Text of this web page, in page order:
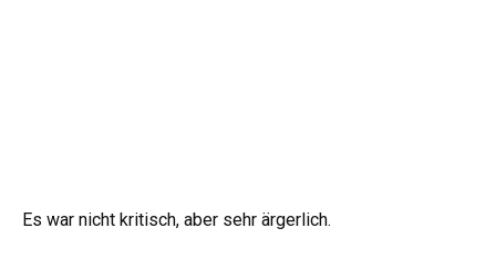
Es war nicht kritisch, aber sehr ärgerlich.